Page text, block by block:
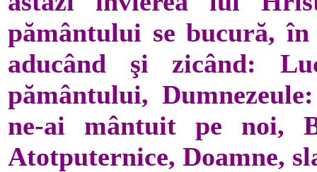
pământului se bucură,
aducând şi zicând:
pământului,
ne-ai mântuit pe noi,
Atotputernice, Doamne,